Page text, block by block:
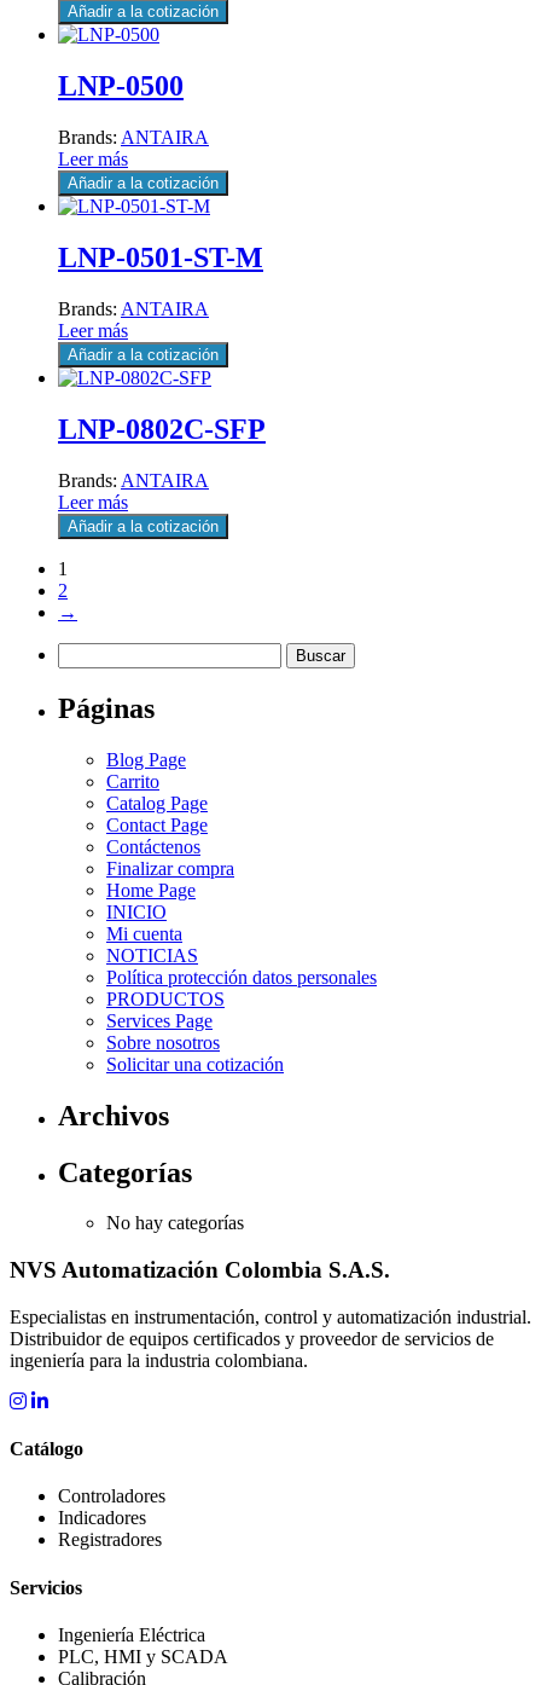
Añadir a la cotización
LNP-0500
Brands: ANTAIRA
Leer más
Añadir a la cotización
LNP-0501-ST-M
Brands: ANTAIRA
Leer más
Añadir a la cotización
LNP-0802C-SFP
Brands: ANTAIRA
Leer más
Añadir a la cotización
1
2
→
Páginas
Blog Page
Carrito
Catalog Page
Contact Page
Contáctenos
Finalizar compra
Home Page
INICIO
Mi cuenta
NOTICIAS
Política protección datos personales
PRODUCTOS
Services Page
Sobre nosotros
Solicitar una cotización
Archivos
Categorías
No hay categorías
NVS Automatización Colombia S.A.S.
Especialistas en instrumentación, control y automatización industrial.
Distribuidor de equipos certificados y proveedor de servicios de
ingeniería para la industria colombiana.
Catálogo
Controladores
Indicadores
Registradores
Servicios
Ingeniería Eléctrica
PLC, HMI y SCADA
Calibración